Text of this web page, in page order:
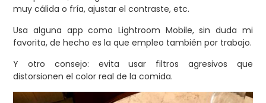
muy cálida o fría, ajustar el contraste, etc.
Usa alguna app como Lightroom Mobile, sin duda mi
favorita, de hecho es la que empleo también por trabajo.
Y otro consejo: evita usar filtros agresivos que
distorsionen el color real de la comida.